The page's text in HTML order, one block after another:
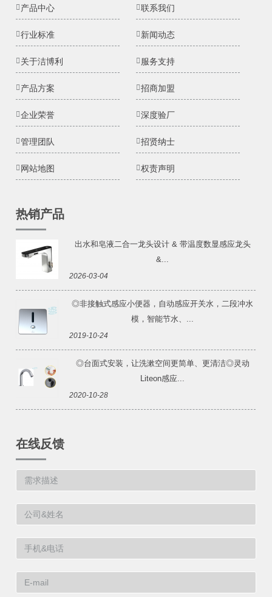
产品中心 联系我们
行业标准 新闻动态
关于洁博利 服务支持
产品方案 招商加盟
企业荣誉 深度验厂
管理团队 招贤纳士
网站地图 权责声明
热销产品
出水和皂液二合一龙头设计 & 带温度数显感应龙头
&...
2026-03-04
◎非接触式感应小便器，自动感应开关水，二段冲水
模，智能节水、...
2019-10-24
◎台面式安装，让洗漱空间更简单、更清洁◎灵动
Liteon感应...
2020-10-28
在线反馈